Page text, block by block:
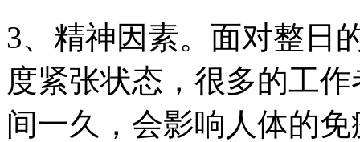
3、精神因素。面对整日
度紧张状态，很多的工
间一久，会影响人体的